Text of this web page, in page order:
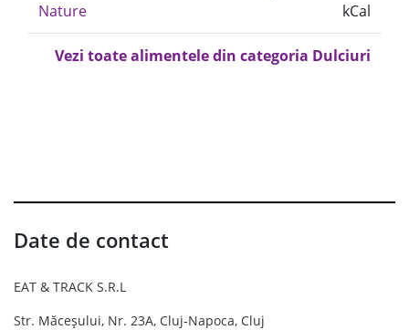
Nature
kCal
Vezi toate alimentele din categoria Dulciuri
Date de contact
EAT & TRACK S.R.L
Str. Măceșului, Nr. 23A, Cluj-Napoca, Cluj